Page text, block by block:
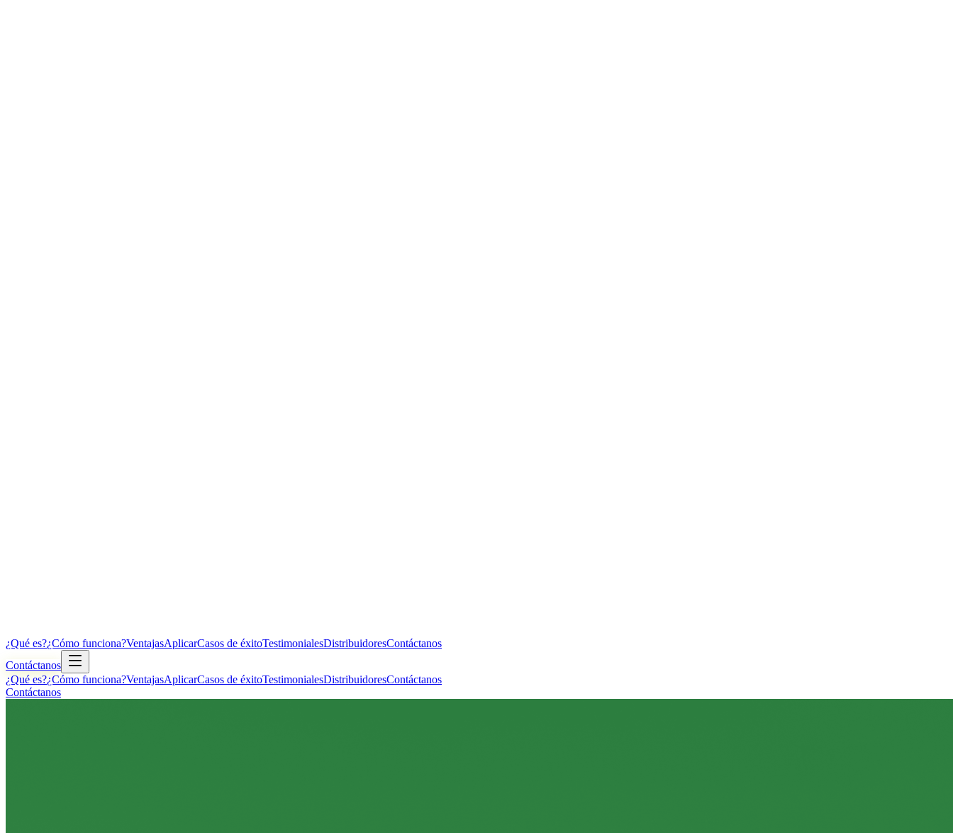
¿Qué es?¿Cómo funciona?VentajasAplicarCasos de éxitoTestimonialesDistribuidoresContáctanos
Contáctanos
¿Qué es?¿Cómo funciona?VentajasAplicarCasos de éxitoTestimonialesDistribuidoresContáctanos
Contáctanos